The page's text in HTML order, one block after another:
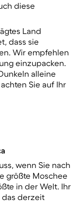
diese
Land
dass sie
Wir empfehlen
einzupacken.
alleine
Sie auf Ihr
wenn Sie nach
größte Moschee
in der Welt. Ihr
das derzeit